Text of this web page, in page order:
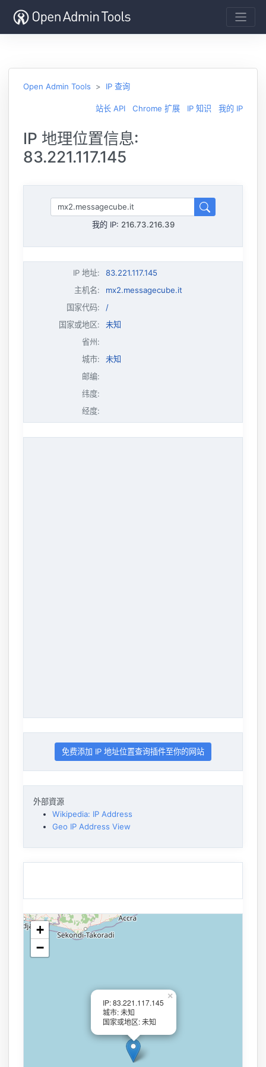
Open Admin Tools IP 查询
站长 API Chrome 扩展 IP 知识 我的 IP
IP 地理位置信息:
83.221.117.145
我的 IP: 216.73.216.39
IP 地址:
83.221.117.145
主机名:
mx2.messagecube.it
国家代码:
/
国家或地区:
未知
省州:
城市:
未知
邮编:
纬度:
经度:
免费添加 IP 地址位置查询插件至你的网站
外部資源
Wikipedia: IP Address
Geo IP Address View
IP: 83.221.117.145
城市: 未知
国家或地区: 未知
×
+
−